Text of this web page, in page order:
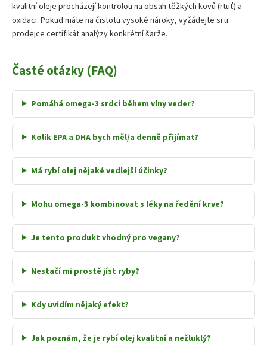
kvalitní oleje procházejí kontrolou na obsah těžkých kovů (rtuť) a
oxidaci. Pokud máte na čistotu vysoké nároky, vyžádejte si u
prodejce certifikát analýzy konkrétní šarže.
Časté otázky (FAQ)
Pomáhá omega-3 srdci během vlny veder?
Kolik EPA a DHA bych měl/a denně přijímat?
Má rybí olej nějaké vedlejší účinky?
Mohu omega-3 kombinovat s léky na ředění krve?
Je tento produkt vhodný pro vegany?
Nestačí mi prostě jíst ryby?
Kdy uvidím nějaký efekt?
Jak poznám, že je rybí olej kvalitní a nežluklý?